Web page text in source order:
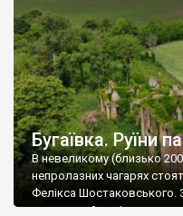
Бугаївка. Руїни
В невеликому (близько 200
непролазних чагарях
Фелікса Шостаковського.
радянський період у